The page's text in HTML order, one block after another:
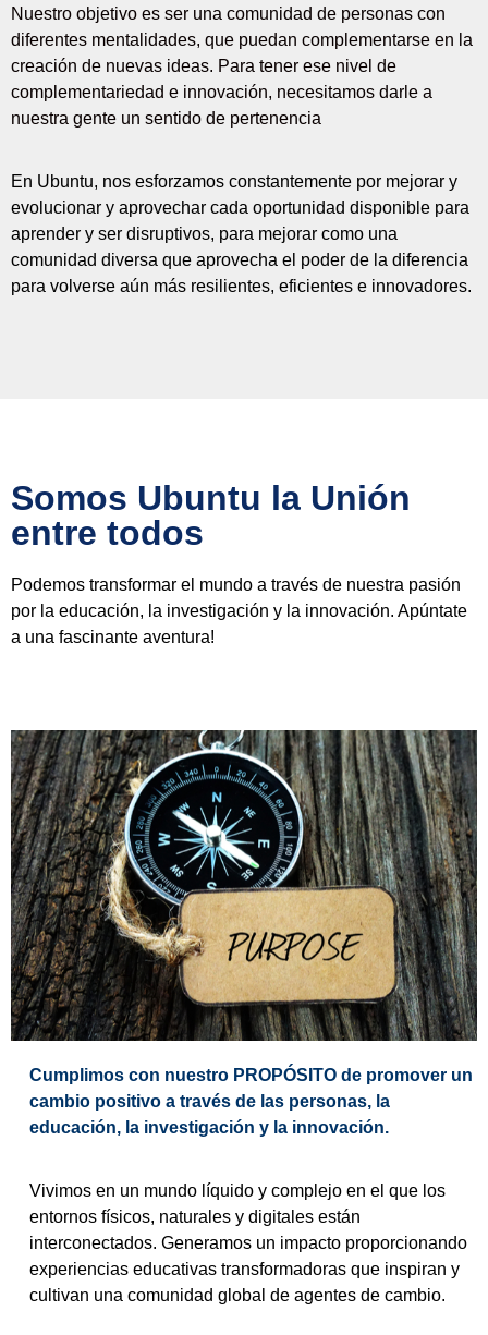
Nuestro objetivo es ser una comunidad de personas con
diferentes mentalidades, que puedan complementarse en la
creación de nuevas ideas. Para tener ese nivel de
complementariedad e innovación, necesitamos darle a
nuestra gente un sentido de pertenencia
En Ubuntu, nos esforzamos constantemente por mejorar y
evolucionar y aprovechar cada oportunidad disponible para
aprender y ser disruptivos, para mejorar como una
comunidad diversa que aprovecha el poder de la diferencia
para volverse aún más resilientes, eficientes e innovadores.
Somos Ubuntu la Unión
entre todos
Podemos transformar el mundo a través de nuestra pasión
por la educación, la investigación y la innovación. Apúntate
a una fascinante aventura!
Cumplimos con nuestro PROPÓSITO de promover un
cambio positivo a través de las personas, la
educación, la investigación y la innovación.
Vivimos en un mundo líquido y complejo en el que los
entornos físicos, naturales y digitales están
interconectados. Generamos un impacto proporcionando
experiencias educativas transformadoras que inspiran y
cultivan una comunidad global de agentes de cambio.